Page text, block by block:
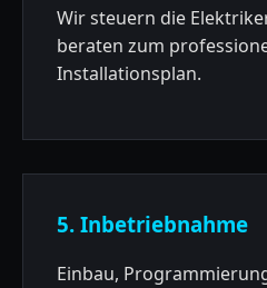
Wir steuern die
beraten zum
Installationsplan.
5. Inbetriebnahme
Einbau,